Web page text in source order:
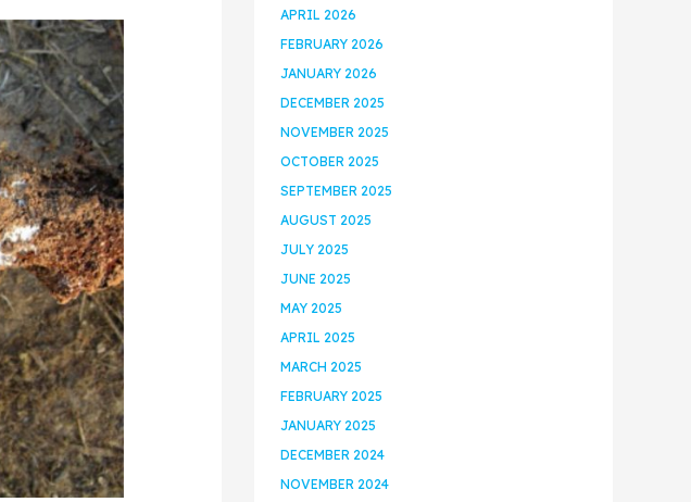
APRIL 2026
FEBRUARY 2026
JANUARY 2026
DECEMBER 2025
NOVEMBER 2025
OCTOBER 2025
SEPTEMBER 2025
AUGUST 2025
JULY 2025
JUNE 2025
MAY 2025
APRIL 2025
MARCH 2025
FEBRUARY 2025
JANUARY 2025
DECEMBER 2024
NOVEMBER 2024